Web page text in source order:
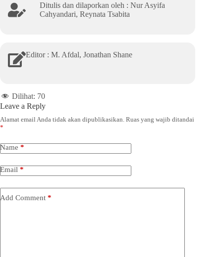
Ditulis dan dilaporkan oleh : Nur Asyifa
Cahyandari, Reynata Tsabita
Editor : M. Afdal, Jonathan Shane
Dilihat: 70
Leave a Reply
Alamat email Anda tidak akan dipublikasikan. Ruas yang wajib ditandai
*
Name *
Email *
Add Comment *